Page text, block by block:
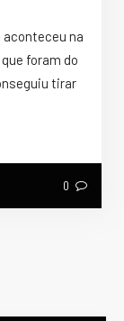
na
foram do
tirar
0